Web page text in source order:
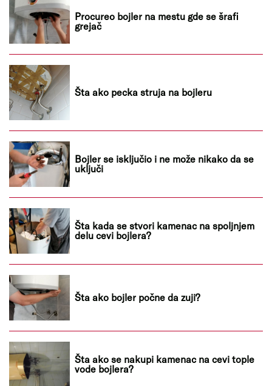
Procureo bojler na mestu gde se šrafi
grejač
Šta ako pecka struja na bojleru
Bojler se isključio i ne može nikako da se
uključi
Šta kada se stvori kamenac na spoljnjem
delu cevi bojlera?
Šta ako bojler počne da zuji?
Šta ako se nakupi kamenac na cevi tople
vode bojlera?